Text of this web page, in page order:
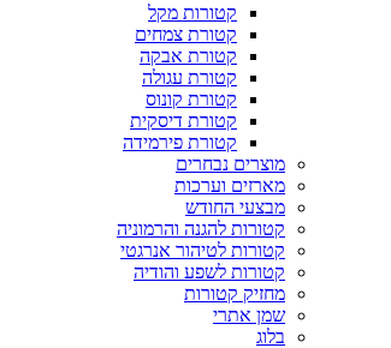
קטורות מקל
קטורת צמחים
קטורת אבקה
קטורת עגולה
קטורת קונוס
קטורת דיסקית
קטורת פירמידה
מוצרים נבחרים
מארזים וערכות
מבצעי החודש
קטורות להגנה והרמוניה
קטורות לטיהור אנרגטי
קטורות לשפע והודיה
מחזיק קטורות
שמן אתרי
בלוג